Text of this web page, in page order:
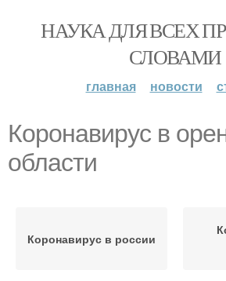
НАУКА ДЛЯ ВСЕХ
СЛОВАМИ
главная новости
Коронавирус в
области
Коронавирус в россии